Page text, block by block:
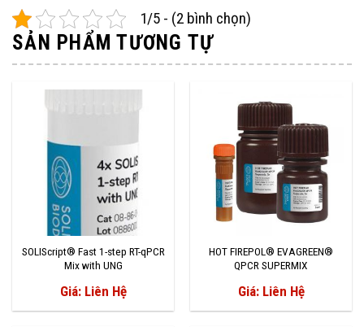
1/5 - (2 bình chọn)
SẢN PHẨM TƯƠNG TỰ
SOLIScript® Fast 1-step RT-qPCR
Mix with UNG
Giá: Liên Hệ
HOT FIREPOL® EVAGREEN®
QPCR SUPERMIX
Giá: Liên Hệ